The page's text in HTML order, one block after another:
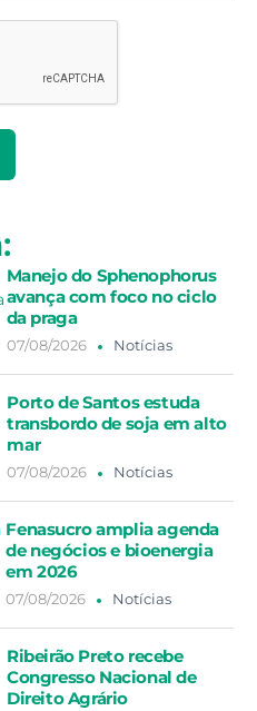
Manejo do Sphenophorus
avança com foco no ciclo
da praga
07/08/2026 Notícias
Porto de Santos estuda
transbordo de soja em alto
mar
07/08/2026 Notícias
Fenasucro amplia agenda
de negócios e bioenergia
em 2026
07/08/2026 Notícias
Ribeirão Preto recebe
Congresso Nacional de
Direito Agrário